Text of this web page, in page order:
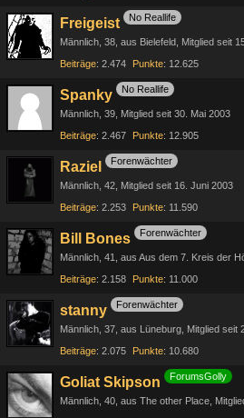
Freigeist No Reallife
Männlich 38 aus Bielefeld Mitglied seit
Beiträge 2.474 Punkte 12.625
Spanky No Reallife
Männlich 39 Mitglied seit 30. Mai 2003
Beiträge 2.467 Punkte 12.905
Raziel Forenwächter
Männlich 42 Mitglied seit 16. Juni 2003
Beiträge 2.253 Punkte 11.590
Bill Bones Forenwächter
Männlich 41 aus Aus dem 7. Kreis der
Beiträge 2.158 Punkte 11.000
stanny Forenwächter
Männlich 37 aus Lüneburg Mitglied seit
Beiträge 2.075 Punkte 10.680
Goliat Skipson ForumsGolly
Männlich 40 aus The other Place